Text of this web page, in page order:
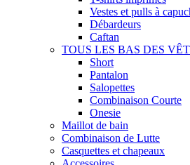
Vestes et pulls à
Débardeurs
Caftan
TOUS LES BAS DES
Short
Pantalon
Salopettes
Combinaison Courte
Onesie
Maillot de bain
Combinaison de Lutte
Casquettes et chapeaux